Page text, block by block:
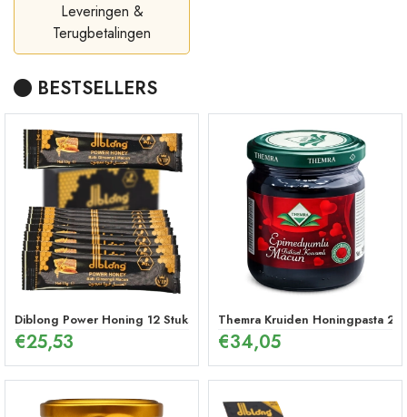
Leveringen &
Terugbetalingen
BESTSELLERS
Diblong Power Honing 12 Stuks
€25,53
Themra Kruiden Honingpasta
€34,05